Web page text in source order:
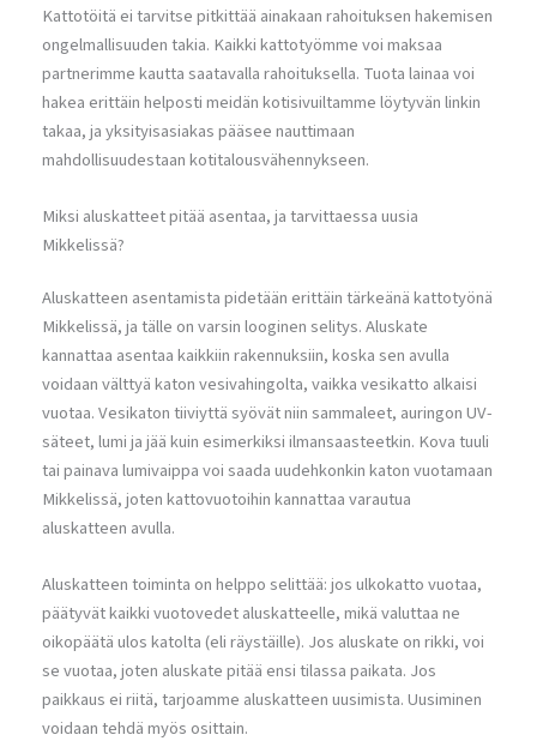
Kattotöitä ei tarvitse pitkittää ainakaan rahoituksen hakemisen
ongelmallisuuden takia. Kaikki kattotyömme voi maksaa
partnerimme kautta saatavalla rahoituksella. Tuota lainaa voi
hakea erittäin helposti meidän kotisivuiltamme löytyvän linkin
takaa, ja yksityisasiakas pääsee nauttimaan
mahdollisuudestaan kotitalousvähennykseen.
Miksi aluskatteet pitää asentaa, ja tarvittaessa uusia
Mikkelissä?
Aluskatteen asentamista pidetään erittäin tärkeänä kattotyönä
Mikkelissä, ja tälle on varsin looginen selitys. Aluskate
kannattaa asentaa kaikkiin rakennuksiin, koska sen avulla
voidaan välttyä katon vesivahingolta, vaikka vesikatto alkaisi
vuotaa. Vesikaton tiiviyttä syövät niin sammaleet, auringon UV-
säteet, lumi ja jää kuin esimerkiksi ilmansaasteetkin. Kova tuuli
tai painava lumivaippa voi saada uudehkonkin katon vuotamaan
Mikkelissä, joten kattovuotoihin kannattaa varautua
aluskatteen avulla.
Aluskatteen toiminta on helppo selittää: jos ulkokatto vuotaa,
päätyvät kaikki vuotovedet aluskatteelle, mikä valuttaa ne
oikopäätä ulos katolta (eli räystäille). Jos aluskate on rikki, voi
se vuotaa, joten aluskate pitää ensi tilassa paikata. Jos
paikkaus ei riitä, tarjoamme aluskatteen uusimista. Uusiminen
voidaan tehdä myös osittain.